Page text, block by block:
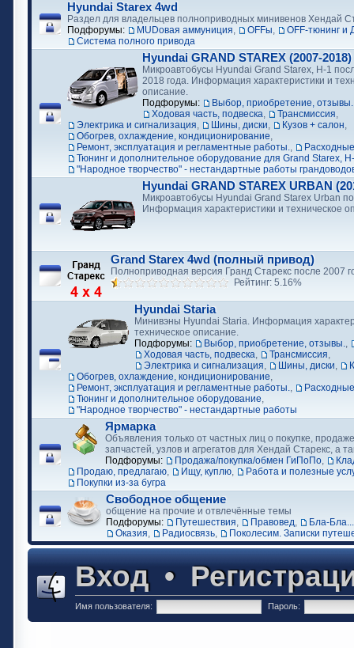
Hyundai Starex 4wd
Раздел для владельцев полноприводных минивенов Хендай
Подфорумы:
MUDовая аммуниция, OFFы,
OFF-тюнинг и
Cистема полного привода
Hyundai GRAND STAREX (2007-2018)
Микроавтобусы Hyundai Grand Starex, H-1
2018 года. Информация характеристики и
описание.
Подфорумы:
Выбор, приобретение, отзывы.
Ходовая часть, подвеска, Трансмиссия,
Электрика и сигнализация, Шины, диски, Кузов + салон,
Обогрев, охлаждение, кондиционирование,
Ремонт, эксплуатация и регламентные работы.,
Тюнинг и дополнительное оборудование для Grand Starex,
"Народное творчество" - нестандартные работы
Hyundai GRAND STAREX URBAN
Микроавтобусы Hyundai Grand Starex Urban
Информация характеристики и техническое
Grand Starex 4wd (полный привод)
Полноприводная версия Гранд Старекс после 2007
Рейтинг: 5.16%
Hyundai Staria
Минивэны Hyundai Staria. Информация
техническое описание.
Подфорумы:
Выбор, приобретение, отзывы.,
Ходовая часть, подвеска, Трансмиссия,
Электрика и сигнализация, Шины, диски,
Обогрев, охлаждение, кондиционирование,
Ремонт, эксплуатация и регламентные работы.,
Тюнинг и дополнительное оборудование,
"Народное творчество" - нестандартные работы
Ярмарка
Объявления только от частных лиц о покупке,
запчастей, узлов и агрегатов для Хендай Старекс, а
Подфорумы:
Продажа/покупка/обмен ГиПоПо,
Продаю, предлагаю, Ищу, куплю,
Работа и полезные
Покупки из-за бугра
Свободное общение
общение на прочие и отвлечённые темы
Подфорумы:
Путешествия, Правовед,
Бла-Бла...
Оказия, Радиосвязь, Поколесим. Записки
Вход•
Имя пользователя: Пароль: